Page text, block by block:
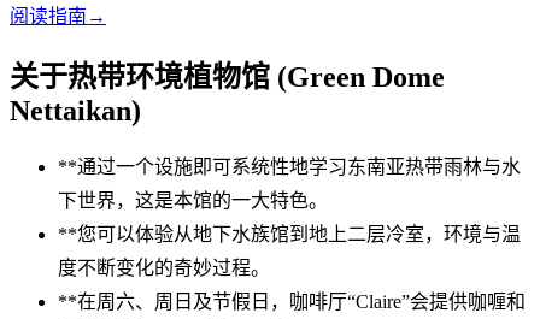
阅读指南 →
关于热带环境植物馆 (Green Dome
Nettaikan)
**通过一个设施即可系统性地学习东南亚热带雨林与水
下世界，这是本馆的一大特色。
**您可以体验从地下水族馆到地上二层冷室，环境与温
度不断变化的奇妙过程。
**在周六、周日及节假日，咖啡厅“Claire”会提供咖喱和